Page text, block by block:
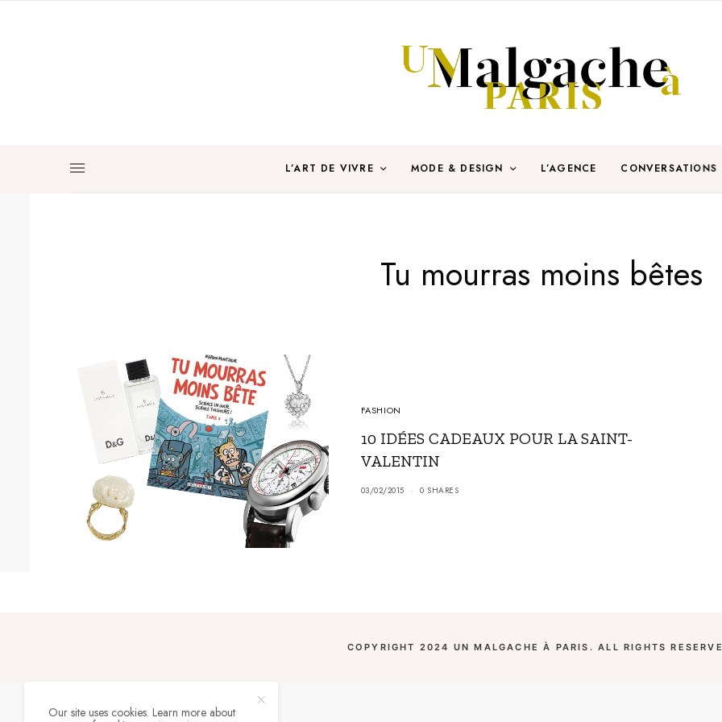
L’ART DE VIVRE MODE & DESIGN L’AGENCE CONVERSATIONS
Tu mourras moins bêtes
FASHION
10 IDÉES CADEAUX POUR LA SAINT-
VALENTIN
03/02/2015 0 SHARES
COPYRIGHT 2024 UN MALGACHE À PARIS. ALL RIGHTS
Our site uses cookies. Learn more about